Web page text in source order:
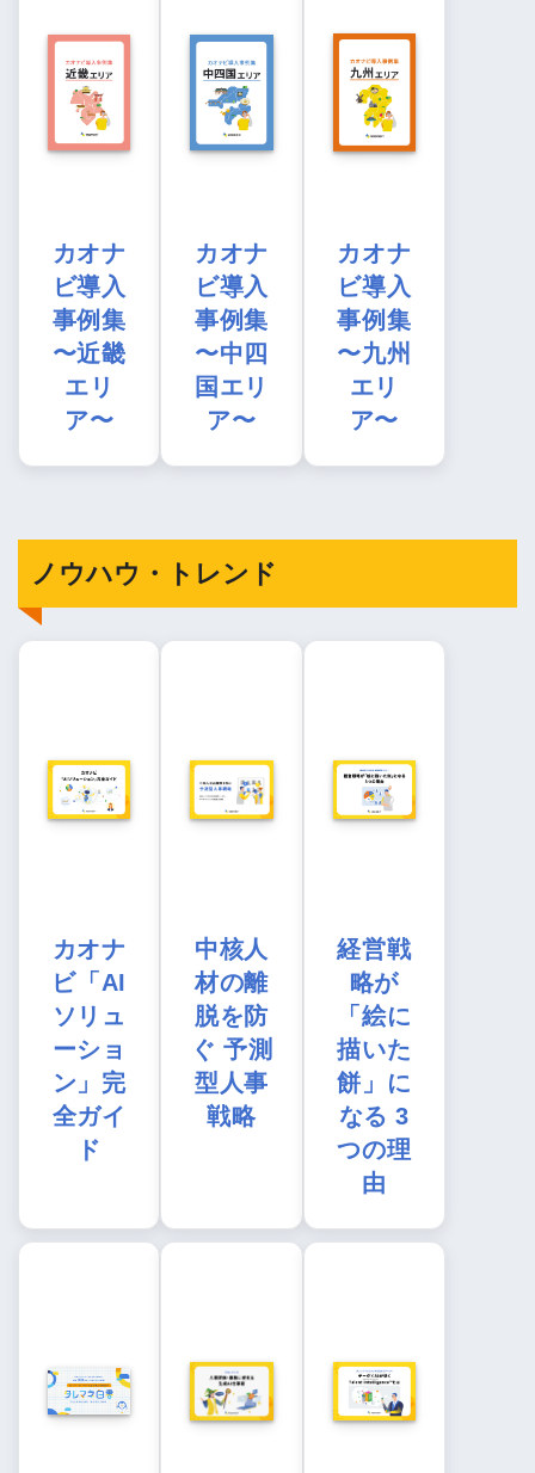
カオナ
ビ導入
事例集
〜近畿
エリ
ア〜
カオナ
ビ導入
事例集
〜中四
国エリ
ア〜
カオナ
ビ導入
事例集
〜九州
エリ
ア〜
ノウハウ・トレンド
カオナ
ビ「AI
ソリュ
ーショ
ン」完
全ガイ
ド
中核人
材の離
脱を防
ぐ 予測
型人事
戦略
経営戦
略が
「絵に
描いた
餅」に
なる 3
つの理
由